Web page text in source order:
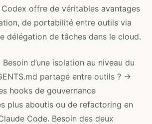
Codex offre de véritables avantages
de portabilité entre outils via
délégation de tâches dans le cloud.
Besoin d’une isolation au niveau du
partagé entre outils ? →
hooks de gouvernance
plus aboutis ou de refactoring en
Code. Besoin des deux